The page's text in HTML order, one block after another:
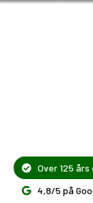
Over 125
4,8/5 på